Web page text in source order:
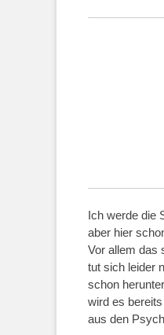
Ich werde die
aber hier
Vor allem das
tut sich leider
schon
wird es
aus den